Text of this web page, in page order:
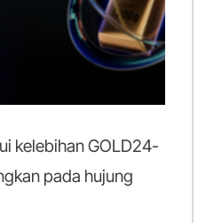
kelebihan GOLD24-
pada hujung